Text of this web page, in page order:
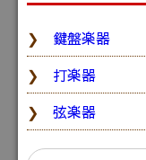
鍵盤楽器
打楽器
弦楽器